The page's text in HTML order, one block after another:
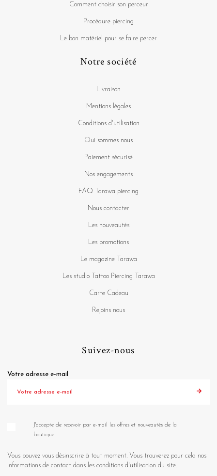
Comment choisir son perceur
Procédure piercing
Le bon matériel pour se faire percer
Notre société
Livraison
Mentions légales
Conditions d'utilisation
Qui sommes nous
Paiement sécurisé
Nos engagements
FAQ Tarawa piercing
Nous contacter
Les nouveautés
Les promotions
Le magazine Tarawa
Les studio Tattoo Piercing Tarawa
Carte Cadeau
Rejoins nous
Suivez-nous
Votre adresse e-mail
J'accepte de recevoir par e-mail les offres et nouveautés de la
boutique
Vous pouvez vous désinscrire à tout moment. Vous trouverez pour cela nos
informations de contact dans les conditions d'utilisation du site.